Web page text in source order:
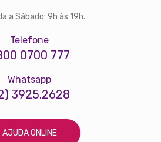
a Sábado: 9h às 19h.
Telefone
0700 777
Whatsapp
3925.2628
AJUDA ONLINE